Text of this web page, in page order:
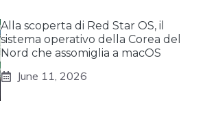
Alla scoperta di Red Star OS, il
sistema operativo della Corea del
Nord che assomiglia a macOS
June 11, 2026